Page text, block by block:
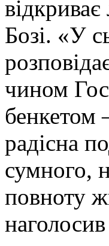
Бозі. «У
чином
бенкетом
радісна
сумного,
повноту